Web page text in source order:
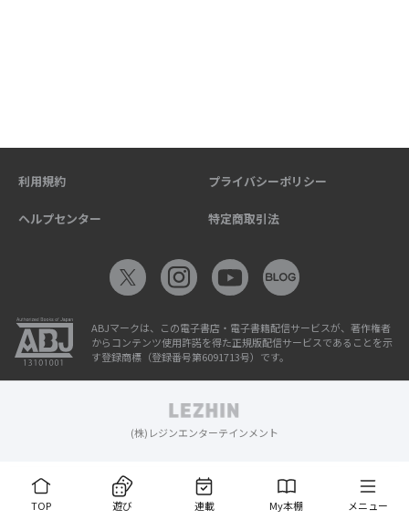
TOP 遊び 連載 My本棚 メニュー
利用規約 プライバシーポリシー
ヘルプセンター 特定商取引法
ABJマークは、この電子書店・電子書籍配信サービスが、著作権者
からコンテンツ使用許諾を得た正規版配信サービスであることを示
す登録商標（登録番号第6091713号）です。
(株)レジンエンターテインメント